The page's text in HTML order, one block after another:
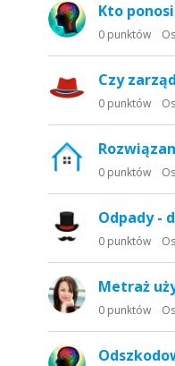
i
s
t
d
k
u
s
Kto
0 punktów
Czy
0 punktów
0 punktów
Odpady -
0 punktów
Metraż
0 punktów